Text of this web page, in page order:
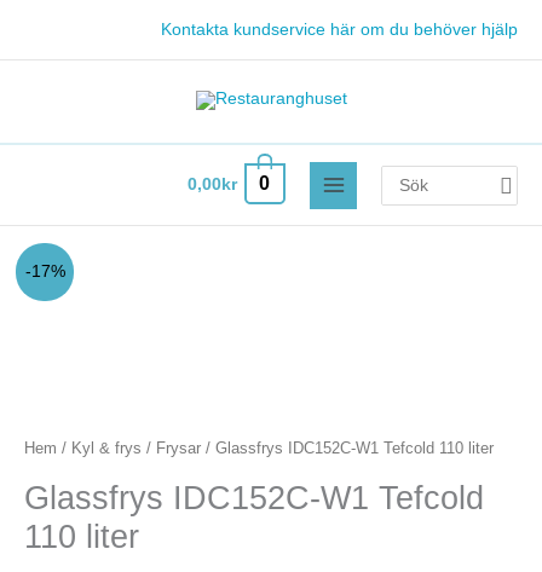
Kontakta kundservice här om du behöver hjälp
0,00kr 0
for:
-17%
Hem / Kyl & frys / Frysar / Glassfrys IDC152C-W1 Tefcold 110 liter
Glassfrys IDC152C-W1 Tefcold
110 liter
6.700,00kr.5.590,00kr.
Glassfrys
IDC152C-
mängd